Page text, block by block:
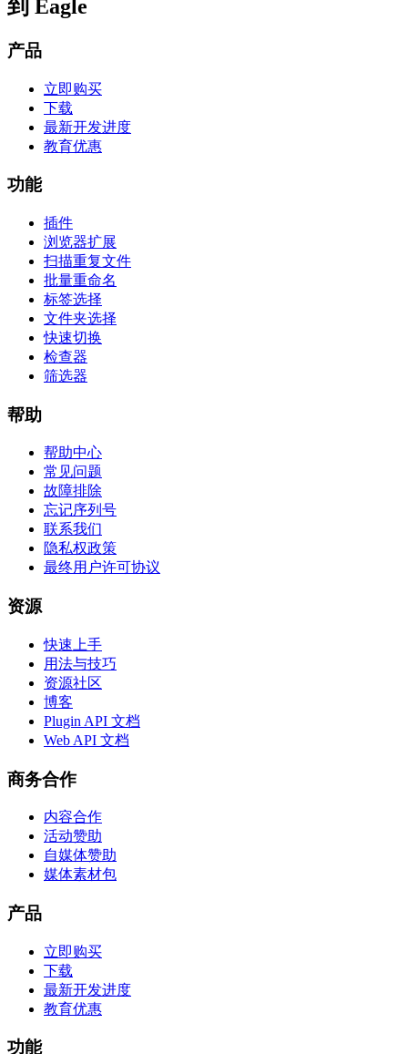
到 Eagle
产品
立即购买
下载
最新开发进度
教育优惠
功能
插件
浏览器扩展
扫描重复文件
批量重命名
标签选择
文件夹选择
快速切换
检查器
筛选器
帮助
帮助中心
常见问题
故障排除
忘记序列号
联系我们
隐私权政策
最终用户许可协议
资源
快速上手
用法与技巧
资源社区
博客
Plugin API 文档
Web API 文档
商务合作
内容合作
活动赞助
自媒体赞助
媒体素材包
产品
立即购买
下载
最新开发进度
教育优惠
功能